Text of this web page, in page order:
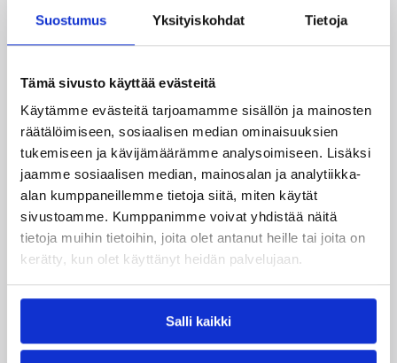
Suostumus Yksityiskohdat Tietoja
Tämä sivusto käyttää evästeitä
Käytämme evästeitä tarjoamamme sisällön ja mainosten
räätälöimiseen, sosiaalisen median ominaisuuksien
tukemiseen ja kävijämäärämme analysoimiseen. Lisäksi
jaamme sosiaalisen median, mainosalan ja analytiikka-
alan kumppaneillemme tietoja siitä, miten käytät
sivustoamme. Kumppanimme voivat yhdistää näitä
tietoja muihin tietoihin, joita olet antanut heille tai joita on
kerätty, kun olet käyttänyt heidän palvelujaan.
Salli kaikki
Lisätietoja:Roope Ahosen Korisliiga-tilastot
Henkilöt
Juha ”Magic” Pohjola
Juha Sten
Pekka Salminen
Petri Virtanen
Kategoriat